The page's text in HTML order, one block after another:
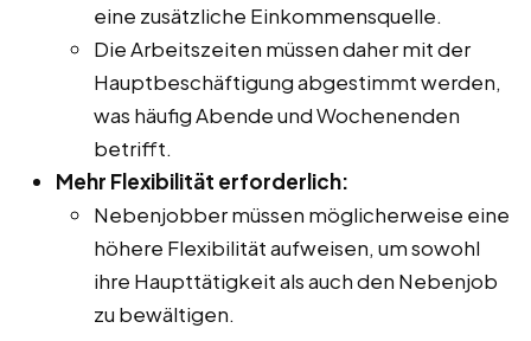
eine zusätzliche Einkommensquelle.
Die Arbeitszeiten müssen daher mit der
Hauptbeschäftigung abgestimmt werden,
was häufig Abende und Wochenenden
betrifft.
Mehr Flexibilität erforderlich:
Nebenjobber müssen möglicherweise eine
höhere Flexibilität aufweisen, um sowohl
ihre Haupttätigkeit als auch den Nebenjob
zu bewältigen.